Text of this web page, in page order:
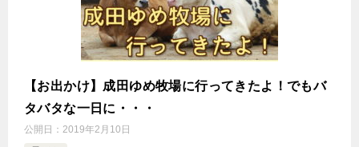
【お出かけ】成田ゆめ牧場に行ってきたよ！でもバ
タバタな一日に・・・
公開日： 2019年2月10日